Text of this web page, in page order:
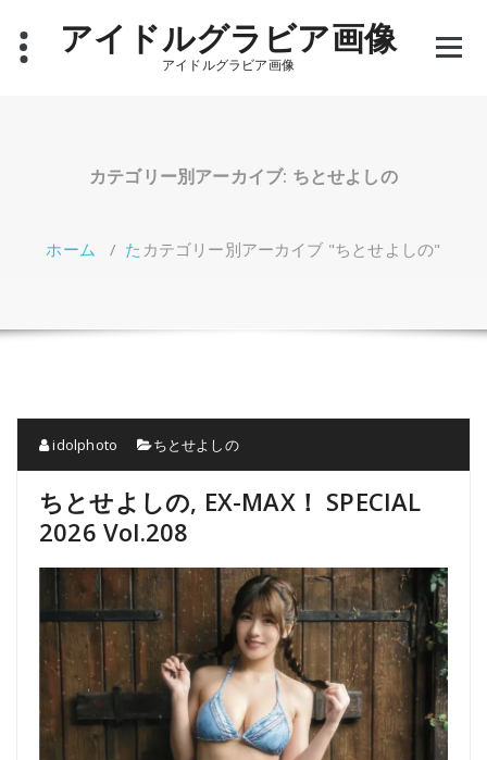
アイドルグラビア画像
アイドルグラビア画像
カテゴリー別アーカイブ: ちとせよしの
ホーム / た カテゴリー別アーカイブ "ちとせよしの"
idolphoto ちとせよしの
ちとせよしの, EX-MAX！ SPECIAL
2026 Vol.208